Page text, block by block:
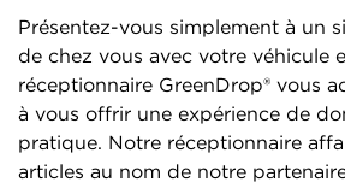
Présentez-vous simplement à un
de chez vous avec votre véhicule
réceptionnaire GreenDrop® vous
à vous offrir une expérience de
pratique. Notre réceptionnaire
articles au nom de notre